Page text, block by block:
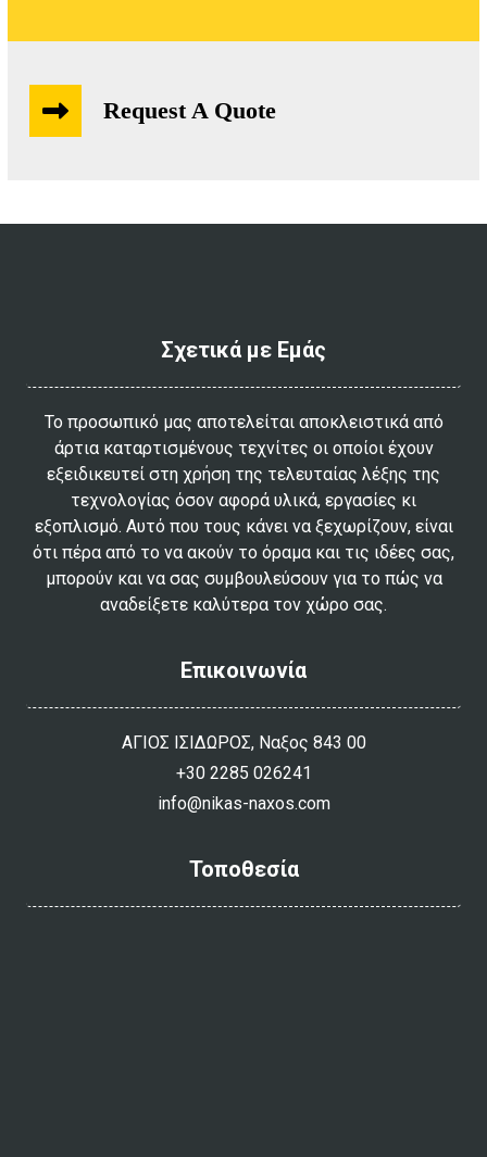
Request A Quote
Σχετικά με Εμάς
Το προσωπικό μας αποτελείται αποκλειστικά από
άρτια καταρτισμένους τεχνίτες οι οποίοι έχουν
εξειδικευτεί στη χρήση της τελευταίας λέξης της
τεχνολογίας όσον αφορά υλικά, εργασίες κι
εξοπλισμό. Αυτό που τους κάνει να ξεχωρίζουν, είναι
ότι πέρα από το να ακούν το όραμα και τις ιδέες σας,
μπορούν και να σας συμβουλεύσουν για το πώς να
αναδείξετε καλύτερα τον χώρο σας.
Επικοινωνία
ΑΓΙΟΣ ΙΣΙΔΩΡΟΣ, Ναξος 843 00
+30 2285 026241
info@nikas-naxos.com
Τοποθεσία